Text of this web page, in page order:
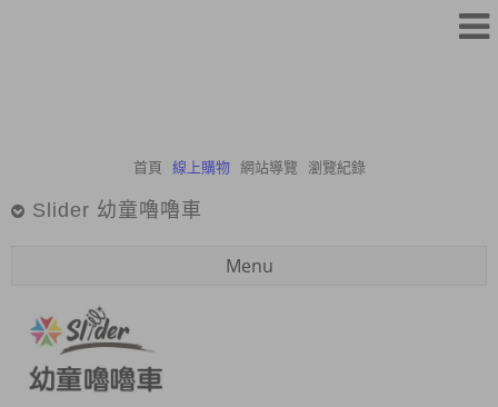
首頁 線上購物 網站導覽 瀏覽紀錄
Slider 幼童嚕嚕車
Menu